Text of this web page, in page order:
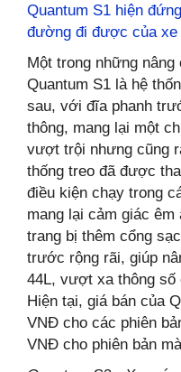
Quantum S1 hiện
đường đi được của xe
Một trong những
Quantum S1 là hệ
sau, với đĩa phanh
thông, mang lại một
vượt trội nhưng cũng
thống treo đã được
điều kiện chạy trong
mang lại cảm giác
trang bị thêm cổng
trước rộng rãi, giúp
44L, vượt xa thông số
Hiện tại, giá bán của
VNĐ cho các phiên
VNĐ cho phiên bản